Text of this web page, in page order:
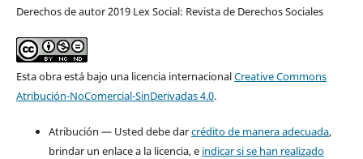
Derechos de autor 2019 Lex Social: Revista de Derechos Sociales
Esta obra está bajo una licencia internacionalCreative Commons
Atribución-NoComercial-SinDerivadas 4.0.
Atribución — Usted debe darcrédito de manera adecuada,
brindar un enlace a la licencia, e indicar si se han realizado